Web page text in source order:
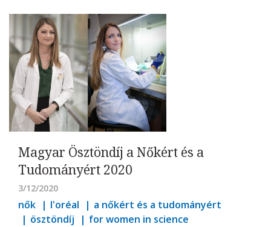
Magyar Ösztöndíj a Nőkért és a
Tudományért 2020
3/12/2020
nők l'oréal
a nőkért és a tudományért
ösztöndíj
for women in science